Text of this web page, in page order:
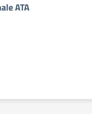
ATA